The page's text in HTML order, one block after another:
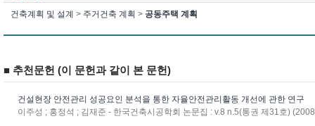
건축계획 및 설계 > 주거건축 계획 > 공동주택 계획
■ 추천문헌 (이 문헌과 같이 본 문헌)
건설현장 안전관리 성공요인 분석을 통한 자율안전관리활동 개선에 관한 연구
이주성 ; 홍정석 ; 김재준 - 한국건축시공학회 논문집 : v.8 n.5(통권 제31호)